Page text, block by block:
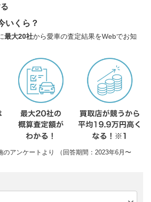
いくら？
最大20社から愛車の査定結果をWebでお知
のアンケートより （回答期間：2023年6月〜